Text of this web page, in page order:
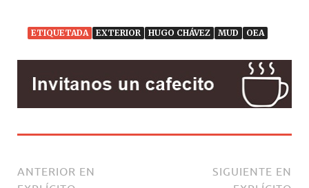
ETIQUETADA EXTERIOR HUGO CHÁVEZ MUD OEA
ANTERIOR EN
SIGUIENTE EN